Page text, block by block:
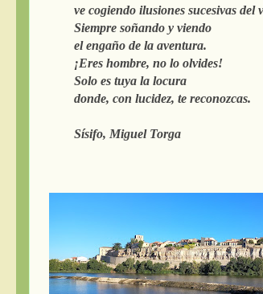
ve cogiendo ilusiones sucesivas del
Siempre soñando y viendo
el engaño de la aventura.
¡Eres hombre, no lo olvides!
Solo es tuya la locura
donde, con lucidez, te reconozcas.
Sísifo, Miguel Torga